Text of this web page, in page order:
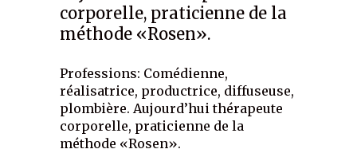
corporelle, praticienne de la
méthode «Rosen».
Professions: Comédienne,
réalisatrice, productrice, diffuseuse,
plombière. Aujourd’hui thérapeute
corporelle, praticienne de la
méthode «Rosen».